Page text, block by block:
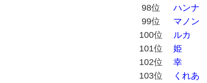
98位
ハンナ
99位
マノン
100位
ルカ
101位
姫
102位
幸
103位
くれあ